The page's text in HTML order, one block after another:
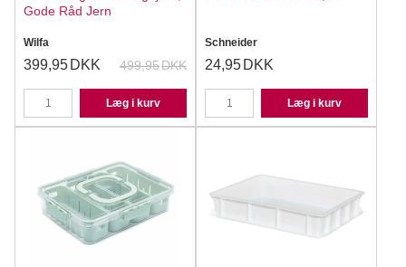
Gode Råd Jern
Wilfa
499,95DKK
399,95 DKK
Læg i kurv
Schneider
24,95 DKK
Læg i kurv